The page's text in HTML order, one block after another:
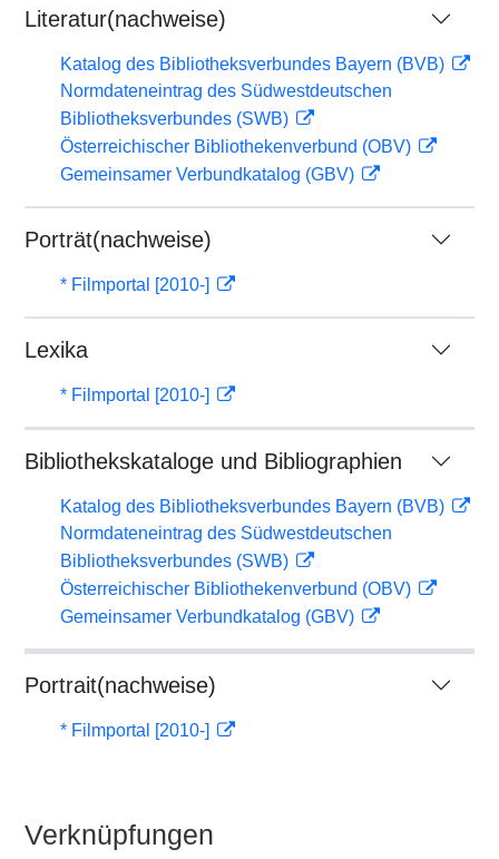
Literatur(nachweise)
Katalog des Bibliotheksverbundes Bayern (BVB)
Normdateneintrag des Südwestdeutschen
Bibliotheksverbundes (SWB)
Österreichischer Bibliothekenverbund (OBV)
Gemeinsamer Verbundkatalog (GBV)
Porträt(nachweise)
* Filmportal [2010-]
Lexika
* Filmportal [2010-]
Bibliothekskataloge und Bibliographien
Katalog des Bibliotheksverbundes Bayern (BVB)
Normdateneintrag des Südwestdeutschen
Bibliotheksverbundes (SWB)
Österreichischer Bibliothekenverbund (OBV)
Gemeinsamer Verbundkatalog (GBV)
Portrait(nachweise)
* Filmportal [2010-]
Verknüpfungen